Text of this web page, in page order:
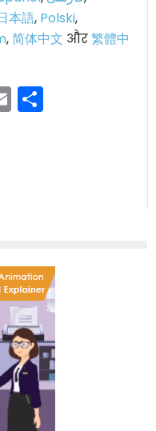
本語, Polski,
,简体中文 और繁體中
Email